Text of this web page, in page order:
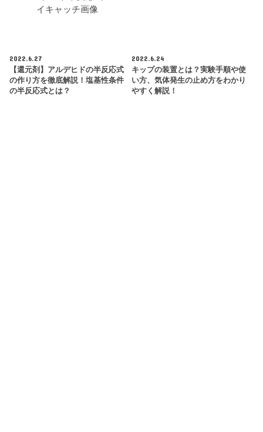
2022.6.27
【還元剤】アルデヒドの半反応式
の作り方を徹底解説！塩基性条件
の半反応式とは？
2022.6.24
キップの装置とは？実験手順や使
い方、気体発生の止め方をわかり
やすく解説！